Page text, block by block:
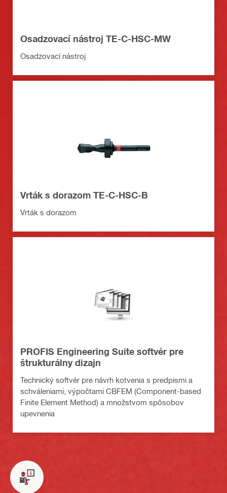
Osadzovací nástroj TE-C-HSC-MW
Osadzovací nástroj
Vrták s dorazom TE-C-HSC-B
Vrták s dorazom
PROFIS Engineering Suite softvér pre
štrukturálny dizajn
Technický softvér pre návrh kotvenia s predpismi a
schváleniami, výpočtami CBFEM (Component-based
Finite Element Method) a množstvom spôsobov
upevnenia